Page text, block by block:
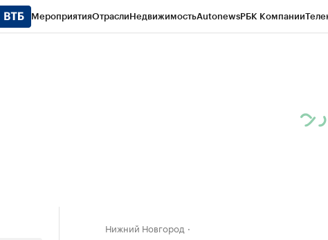
МероприятияОтраслиНедвижимостьAutonewsРБК Компании
Нижний Новгород